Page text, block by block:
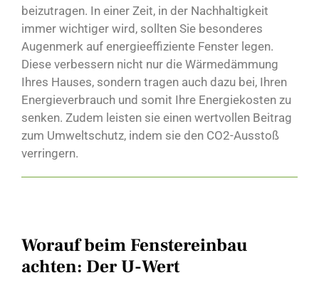
beizutragen. In einer Zeit, in der Nachhaltigkeit
immer wichtiger wird, sollten Sie besonderes
Augenmerk auf energieeffiziente Fenster legen.
Diese verbessern nicht nur die Wärmedämmung
Ihres Hauses, sondern tragen auch dazu bei, Ihren
Energieverbrauch und somit Ihre Energiekosten zu
senken. Zudem leisten sie einen wertvollen Beitrag
zum Umweltschutz, indem sie den CO2-Ausstoß
verringern.
Worauf beim Fenstereinbau
achten: Der U-Wert